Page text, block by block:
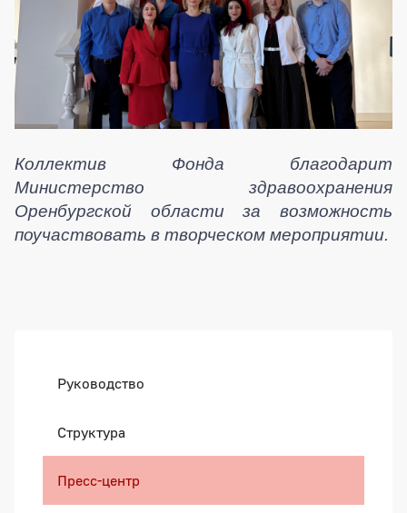
Коллектив Фонда благодарит
Министерство здравоохранения
Оренбургской области за возможность
поучаствовать в творческом мероприятии.
Руководство
Структура
Пресс-центр